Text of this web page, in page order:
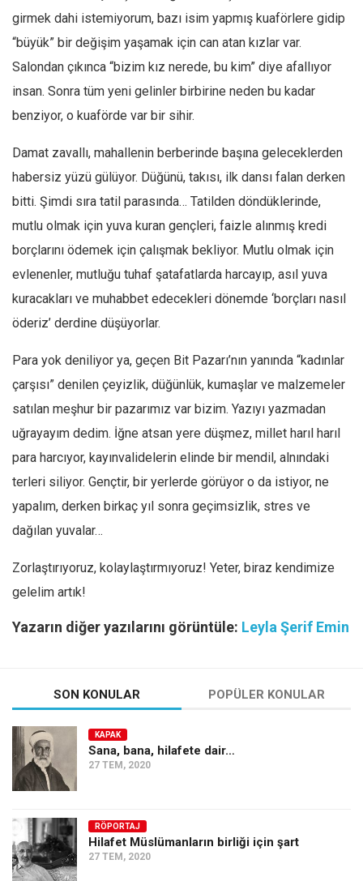
girmek dahi istemiyorum, bazı isim yapmış kuaförlere gidip
“büyük” bir değişim yaşamak için can atan kızlar var.
Salondan çıkınca “bizim kız nerede, bu kim” diye afallıyor
insan. Sonra tüm yeni gelinler birbirine neden bu kadar
benziyor, o kuaförde var bir sihir.
Damat zavallı, mahallenin berberinde başına geleceklerden
habersiz yüzü gülüyor. Düğünü, takısı, ilk dansı falan derken
bitti. Şimdi sıra tatil parasında… Tatilden döndüklerinde,
mutlu olmak için yuva kuran gençleri, faizle alınmış kredi
borçlarını ödemek için çalışmak bekliyor. Mutlu olmak için
evlenenler, mutluğu tuhaf şatafatlarda harcayıp, asıl yuva
kuracakları ve muhabbet edecekleri dönemde ‘borçları nasıl
öderiz’ derdine düşüyorlar.
Para yok deniliyor ya, geçen Bit Pazarı’nın yanında “kadınlar
çarşısı” denilen çeyizlik, düğünlük, kumaşlar ve malzemeler
satılan meşhur bir pazarımız var bizim. Yazıyı yazmadan
uğrayayım dedim. İğne atsan yere düşmez, millet harıl harıl
para harcıyor, kayınvalidelerin elinde bir mendil, alnındaki
terleri siliyor. Gençtir, bir yerlerde görüyor o da istiyor, ne
yapalım, derken birkaç yıl sonra geçimsizlik, stres ve
dağılan yuvalar…
Zorlaştırıyoruz, kolaylaştırmıyoruz! Yeter, biraz kendimize
gelelim artık!
Yazarın diğer yazılarını görüntüle: Leyla Şerif Emin
SON KONULAR POPÜLER KONULAR
KAPAK
Sana, bana, hilafete dair…
27 TEM, 2020
RÖPORTAJ
Hilafet Müslümanların birliği için şart
27 TEM, 2020